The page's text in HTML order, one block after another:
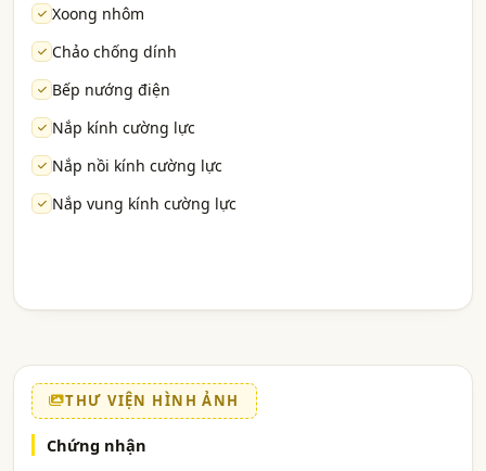
Xoong nhôm
Chảo chống dính
Bếp nướng điện
Nắp kính cường lực
Nắp nồi kính cường lực
Nắp vung kính cường lực
THƯ VIỆN HÌNH ẢNH
Chứng nhận